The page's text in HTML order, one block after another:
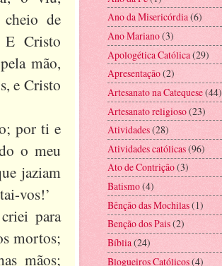
de
E Cristo
mão,
e Cristo
por ti e
o meu
jaziam
vos!’
para
mortos;
mãos;
Ano da Misericórdia(6)
Ano Mariano(3)
Apologética Católica(29)
Apresentação(2)
Artesanato na Catequese(44)
Artesanato religioso(23)
Atividades(28)
Atividades católicas(96)
Ato de Contrição(3)
Batismo(4)
Bênção das Mochilas(1)
Benção dos Pais(2)
Bíblia(24)
Blogueiros Católicos(4)